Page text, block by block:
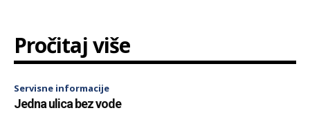
Pročitaj više
Servisne informacije
Jedna ulica bez vode